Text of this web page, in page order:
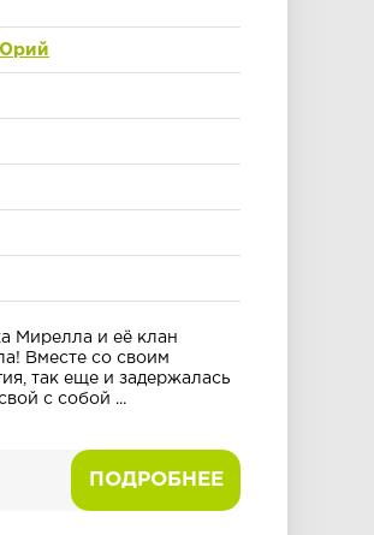
Мирелла и её клан
Вместе со своим
так еще и задержалась
с собой ...
ПОДРОБНЕЕ